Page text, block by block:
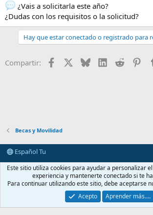
¿Vais a solicitarla este año?
¿Dudas con los requisitos o la solicitud?
Hay que estar conectado o registrado para
Compartir: Facebook BlueskyLinkedIn
Reddit
Becas y Movilidad
Español Tu
Contactarnos
Términos y reglas Política de
R
S
S
Community platform by XenForo® © 2010-2026 XenForo
Este sitio utiliza cookies para ayudar a personalizar
experiencia y mantenerte conectado si te
Para continuar utilizando este sitio, debe aceptarse
Acepto
Aprender más.…